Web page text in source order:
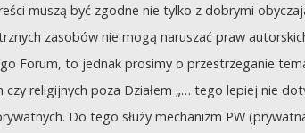
muszą być zgodne nie tylko z dobrymi
zasobów nie mogą naruszać praw
Forum, to jednak prosimy o przestrzeganie
czy religijnych poza Działem „… tego lepiej nie
Do tego służy mechanizm PW